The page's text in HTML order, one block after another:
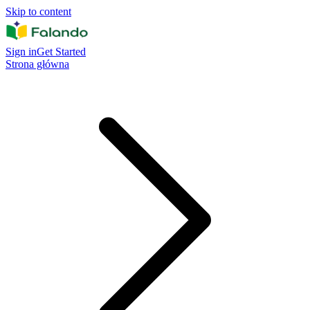
Skip to content
Sign inGet Started
Strona główna